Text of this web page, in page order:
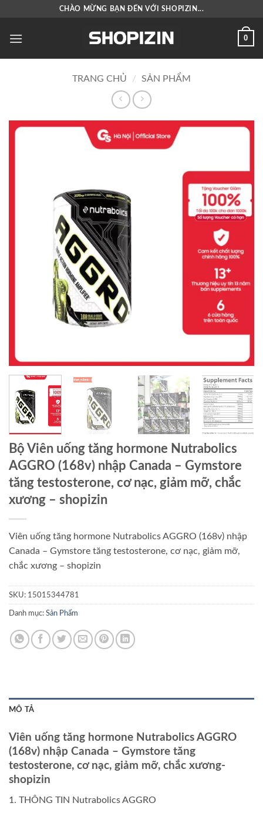
nội
CHÀO MỪNG BẠN ĐẾN VỚI SHOPIZIN...
0
TRANG CHỦ / SẢN PHẨM
Bộ Viên uống tăng hormone Nutrabolics
AGGRO (168v) nhập Canada – Gymstore
tăng testosterone, cơ nạc, giảm mỡ, chắc
xương – shopizin
Viên uống tăng hormone Nutrabolics AGGRO (168v) nhập
Canada – Gymstore tăng testosterone, cơ nạc, giảm mỡ,
chắc xương – shopizin
SKU: 15015344781
Danh mục: Sản Phẩm
MÔ TẢ
Viên uống tăng hormone Nutrabolics AGGRO
(168v) nhập Canada – Gymstore tăng
testosterone, cơ nạc, giảm mỡ, chắc xương-
shopizin
1. THÔNG TIN Nutrabolics AGGRO